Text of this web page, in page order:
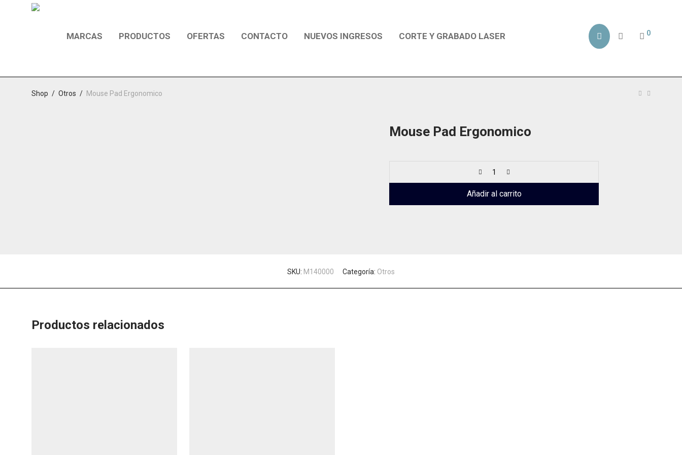
MARCAS PRODUCTOS OFERTAS CONTACTO NUEVOS INGRESOS CORTE Y GRABADO LASER 0
Shop / Otros / Mouse Pad Ergonomico
Mouse Pad Ergonomico
Añadir al carrito
SKU: M140000 Categoría: Otros
Productos relacionados